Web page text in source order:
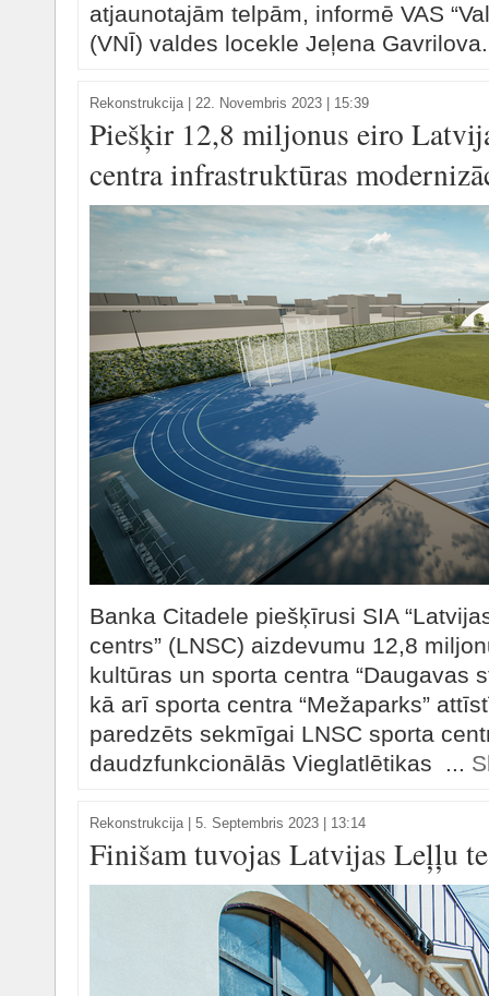
atjaunotajām telpām, informē VAS
(VNĪ) valdes locekle Jeļena
Rekonstrukcija| 22. Novembris 2023 | 15:39
Piešķir 12,8 miljonus eiro
centra infrastruktūras
Banka Citadele piešķīrusi SIA
centrs” (LNSC) aizdevumu 12,8
kultūras un sporta centra “Daugavas
kā arī sporta centra “Mežaparks”
paredzēts sekmīgai LNSC sporta
daudzfunkcionālās Vieglatlētikas ...
Rekonstrukcija| 5. Septembris 2023 | 13:14
Finišam tuvojas Latvijas Leļļu